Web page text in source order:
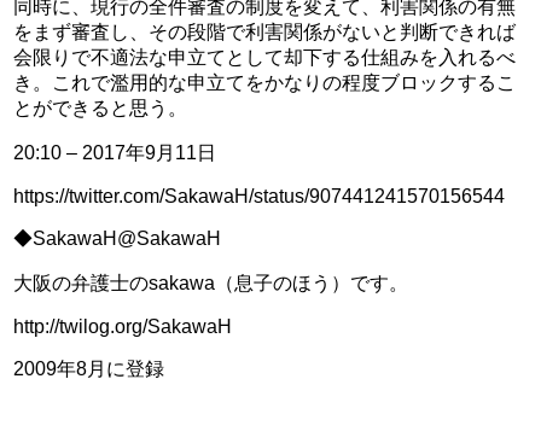
同時に、現行の全件審査の制度を変えて、利害関係の有無
をまず審査し、その段階で利害関係がないと判断できれば
会限りで不適法な申立てとして却下する仕組みを入れるべ
き。これで濫用的な申立てをかなりの程度ブロックするこ
とができると思う。
20:10 – 2017年9月11日
https://twitter.com/SakawaH/status/907441241570156544
◆SakawaH@SakawaH
大阪の弁護士のsakawa（息子のほう）です。
http://twilog.org/SakawaH
2009年8月に登録